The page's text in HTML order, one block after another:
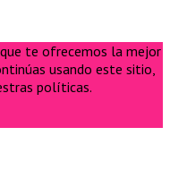
te ofrecemos la mejor
usando este sitio,
políticas.